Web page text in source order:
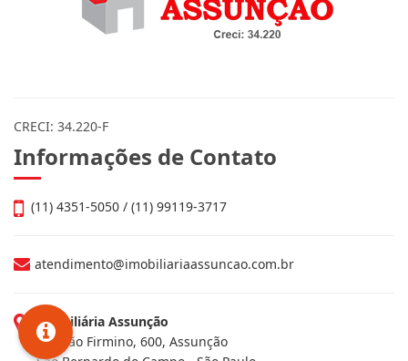
CRECI: 34.220-F
Informações de Contato
(11) 4351-5050 / (11) 99119-3717
atendimento@imobiliariaassuncao.com.br
Imobiliária Assunção
Av. João Firmino, 600, Assunção